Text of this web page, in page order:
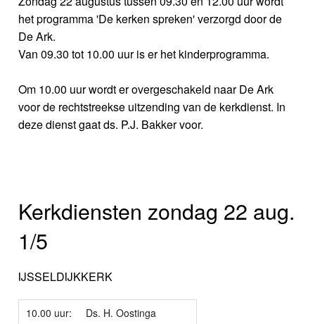
het programma 'De kerken spreken' verzorgd door de
De Ark.
Van 09.30 tot 10.00 uur is er het kinderprogramma.
Om 10.00 uur wordt er overgeschakeld naar De Ark
voor de rechtstreekse uitzending van de kerkdienst. In
deze dienst gaat ds. P.J. Bakker voor.
Kerkdiensten zondag 22 aug.
1/5
IJSSELDIJKKERK
10.00 uur:
Ds. H. Oostinga